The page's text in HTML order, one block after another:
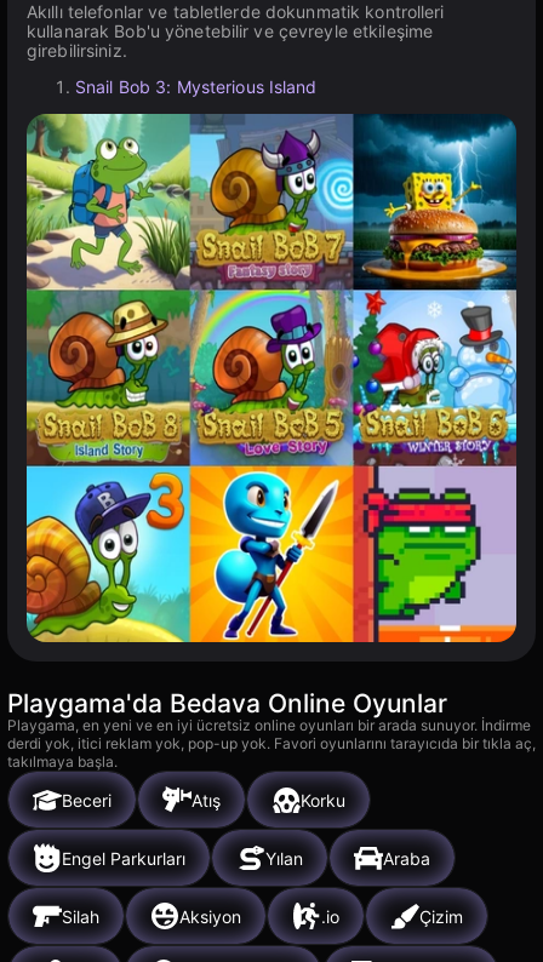
Akıllı telefonlar ve tabletlerde dokunmatik kontrolleri
kullanarak Bob'u yönetebilir ve çevreyle etkileşime
girebilirsiniz.
Snail Bob 3: Mysterious Island
Playgama'da Bedava Online Oyunlar
Playgama, en yeni ve en iyi ücretsiz online oyunları bir arada sunuyor. İndirme
derdi yok, itici reklam yok, pop-up yok. Favori oyunlarını tarayıcıda bir tıkla aç,
takılmaya başla.
Beceri Atış Korku
Engel Parkurları Yılan Araba
Silah Aksiyon .io Çizim